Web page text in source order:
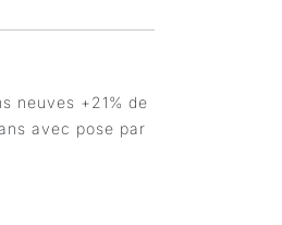
neuves +21% de
avec pose par